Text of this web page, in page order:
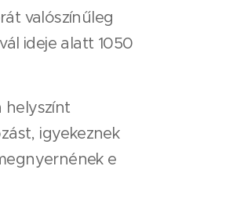
valószínűleg
ideje alatt 1050
helyszínt
igyekeznek
e